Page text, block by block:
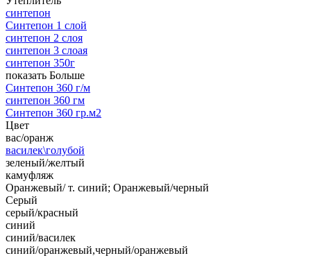
синтепон
Синтепон 1 слой
синтепон 2 слоя
синтепон 3 слоая
синтепон 350г
показать Больше
Синтепон 360 г/м
синтепон 360 гм
Синтепон 360 гр.м2
Цвет
вас/оранж
василек\голубой
зеленый/желтый
камуфляж
Оранжевый/ т. синий; Оранжевый/черный
Серый
серый/красный
синий
синий/василек
синий/оранжевый,черный/оранжевый